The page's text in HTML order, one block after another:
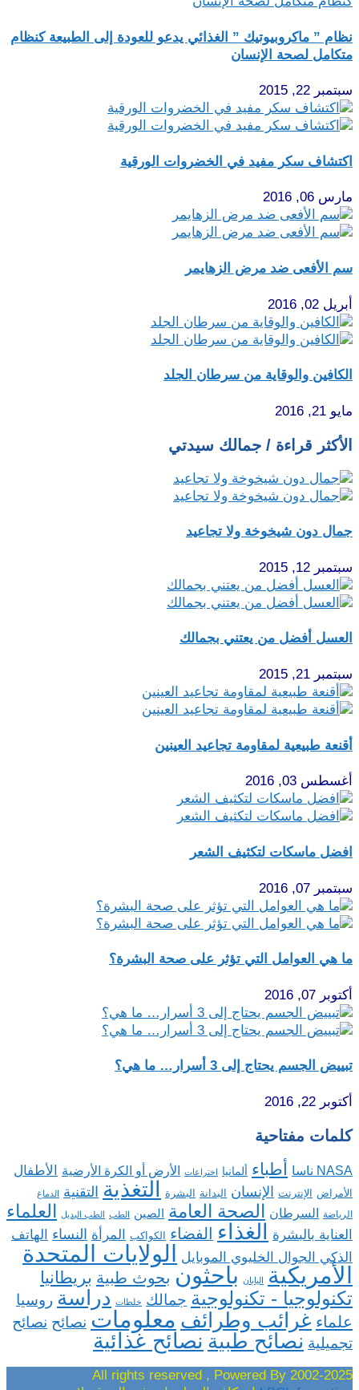
نظام ” ماكروبيوتيك ” الغذائي يدعو للعودة إلى الطبيعة كنظام
متكامل لصحة الإنسان
سبتمبر 22, 2015
اكتشاف سكر مفيد في الخضروات الورقية
مارس 06, 2016
سم الأفعى ضد مرض الزهايمر
أبريل 02, 2016
الكافين والوقاية من سرطان الجلد
مايو 21, 2016
الأكثر قراءة / جمالك سيدتي
جمال دون شيخوخة ولا تجاعيد
سبتمبر 12, 2015
العسل أفضل من يعتني بجمالك
سبتمبر 21, 2015
أقنعة طبيعية لمقاومة تجاعيد العينين
أغسطس 03, 2016
افضل ماسكات لتكثيف الشعر
سبتمبر 07, 2016
ما هي العوامل التي تؤثر على صحة البشرة؟
أكتوبر 07, 2016
تبييض الجسم يحتاج إلى 3 أسرار… ما هي؟
أكتوبر 22, 2016
كلمات مفتاحية
NASA ناسا أطباء ألمانيا اختراعات الأرض أو الكرة الأرضية الأطفال
الأمراض الإنترنت الإنسان البدانة البشرة التغذية التقنية الدماغ
الرياضة السرطان الصحة العامة الصين الطب الطب البديل العلماء
العناية بالبشرة الغذاء الفضاء الكواكب المرأة النساء
الهاتف
الذكي الجوال الخليوي الموبايل
الولايات المتحدة
الأمريكية
اليابان باحثون بحوث طبية بريطانيا
تكنولوجيا - تكنولوجية جمالك خلطات دراسة روسيا
علماء غرائب وطرائف معلومات نصائح نصائح
تجميلية نصائح طبية نصائح غذائية
2002-2025 All rights reserved , Powered By